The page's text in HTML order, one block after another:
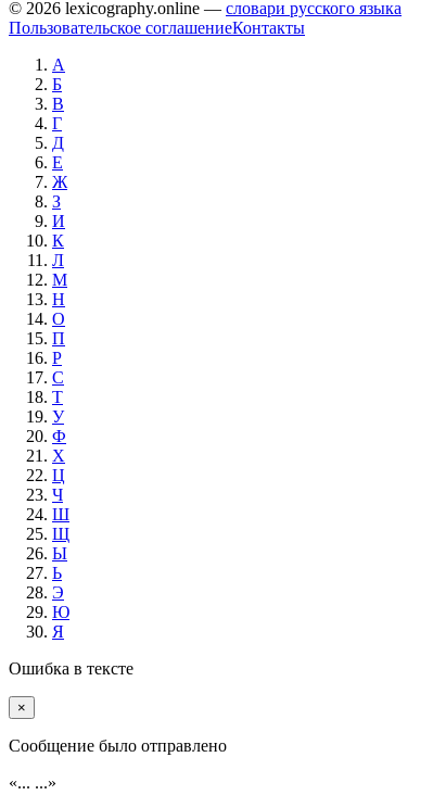
© 2026 lexicography.online — словари русского языка
Пользовательское соглашениеКонтакты
А
Б
В
Г
Д
Е
Ж
З
И
К
Л
М
Н
О
П
Р
С
Т
У
Ф
Х
Ц
Ч
Ш
Щ
Ы
Ь
Э
Ю
Я
Ошибка в тексте
×
Cообщение было отправлено
«... ...»